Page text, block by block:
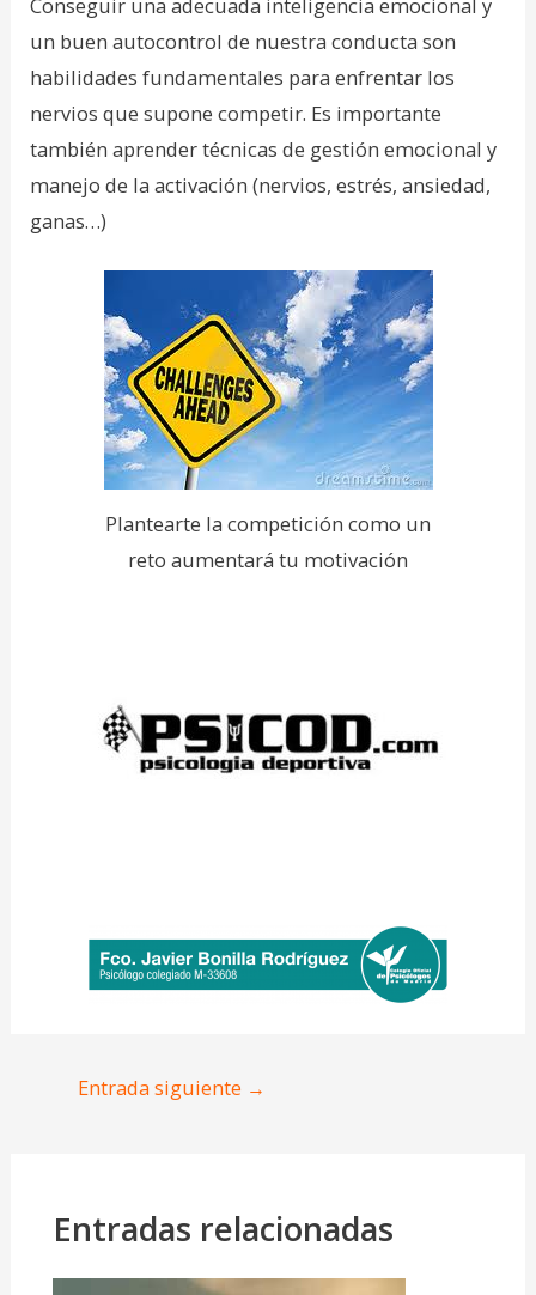
un buen autocontrol de nuestra conducta son
habilidades fundamentales para enfrentar los
nervios que supone competir. Es importante
también aprender técnicas de gestión emocional y
manejo de la activación (nervios, estrés, ansiedad,
ganas…)
Plantearte la competición como un
reto aumentará tu motivación
Entrada siguiente →
Entradas relacionadas